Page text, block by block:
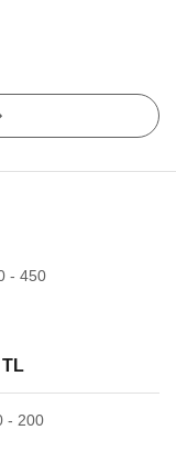
- 450
TL
- 200